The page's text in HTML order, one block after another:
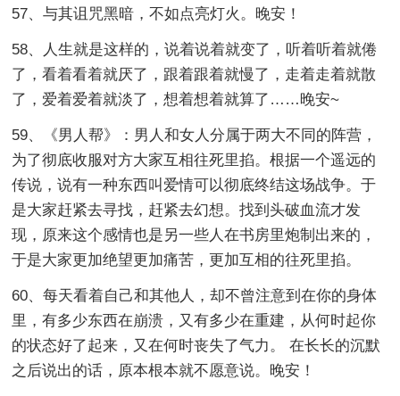
57、与其诅咒黑暗，不如点亮灯火。晚安！
58、人生就是这样的，说着说着就变了，听着听着就倦
了，看着看着就厌了，跟着跟着就慢了，走着走着就散
了，爱着爱着就淡了，想着想着就算了……晚安~
59、《男人帮》：男人和女人分属于两大不同的阵营，
为了彻底收服对方大家互相往死里掐。根据一个遥远的
传说，说有一种东西叫爱情可以彻底终结这场战争。于
是大家赶紧去寻找，赶紧去幻想。找到头破血流才发
现，原来这个感情也是另一些人在书房里炮制出来的，
于是大家更加绝望更加痛苦，更加互相的往死里掐。
60、每天看着自己和其他人，却不曾注意到在你的身体
里，有多少东西在崩溃，又有多少在重建，从何时起你
的状态好了起来，又在何时丧失了气力。 在长长的沉默
之后说出的话，原本根本就不愿意说。晚安！